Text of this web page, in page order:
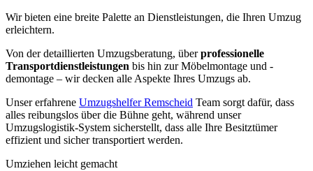
Wir bieten eine breite Palette an Dienstleistungen, die Ihren Umzug
erleichtern.
Von der detaillierten Umzugsberatung, überprofessionelle
Transportdienstleistungen bis hin zur Möbelmontage und -
demontage – wir decken alle Aspekte Ihres Umzugs ab.
Unser erfahrene Umzugshelfer Remscheid Team sorgt dafür, dass
alles reibungslos über die Bühne geht, während unser
Umzugslogistik-System sicherstellt, dass alle Ihre Besitztümer
effizient und sicher transportiert werden.
Umziehen leicht gemacht